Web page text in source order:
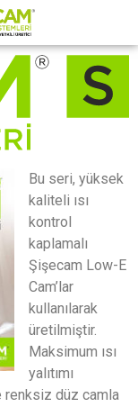
Bu seri, yüksek
kaliteli ısı
kontrol
kaplamalı
Şişecam Low-E
Cam’lar
kullanılarak
üretilmiştir.
Maksimum ısı
yalıtımı
renksiz düz camla